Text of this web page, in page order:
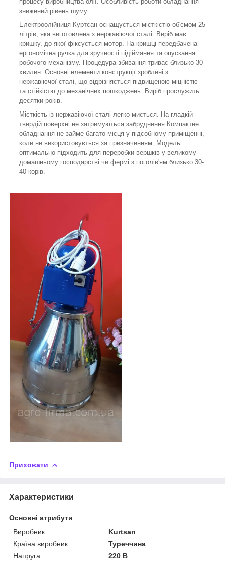
знижений рівень шуму.
Електроолійниця Куртсан оснащується місткістю об'ємом 25
літрів, яка виготовлена ​​з нержавіючої сталі. Виріб має
кришку, до якої фіксується мотор. На кришці передбачена
ергономічна ручка для зручності підіймання та опускання
робочого механізму. Процедура збивання триває близько 30
хвилин. Основні елементи конструкції зроблені з
нержавіючої сталі, що відрізняється підвищеною міцністю
та стійкістю до механічних пошкоджень. Виріб прослужить
десятки років.
Місткість із нержавіючої сталі легко миється. На гладкій
твердій поверхні не затримуються забруднення.Компактне
обладнання не займе багато місця у підсобному приміщенні,
коли не використовується за призначенням. Модель
оптимально підходить для переробки вершків у великому
домашньому господарстві чи фермі з поголів'ям близько 30-
40 корів.
Приховати
Характеристики
Основні атрибути
Виробник
Kurtsan
Країна виробник
Туреччина
Напруга
220 В